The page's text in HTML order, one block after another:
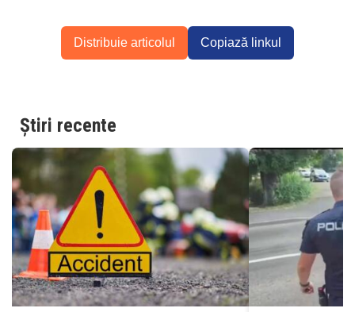
Distribuie articolul Copiază linkul
Știri recente